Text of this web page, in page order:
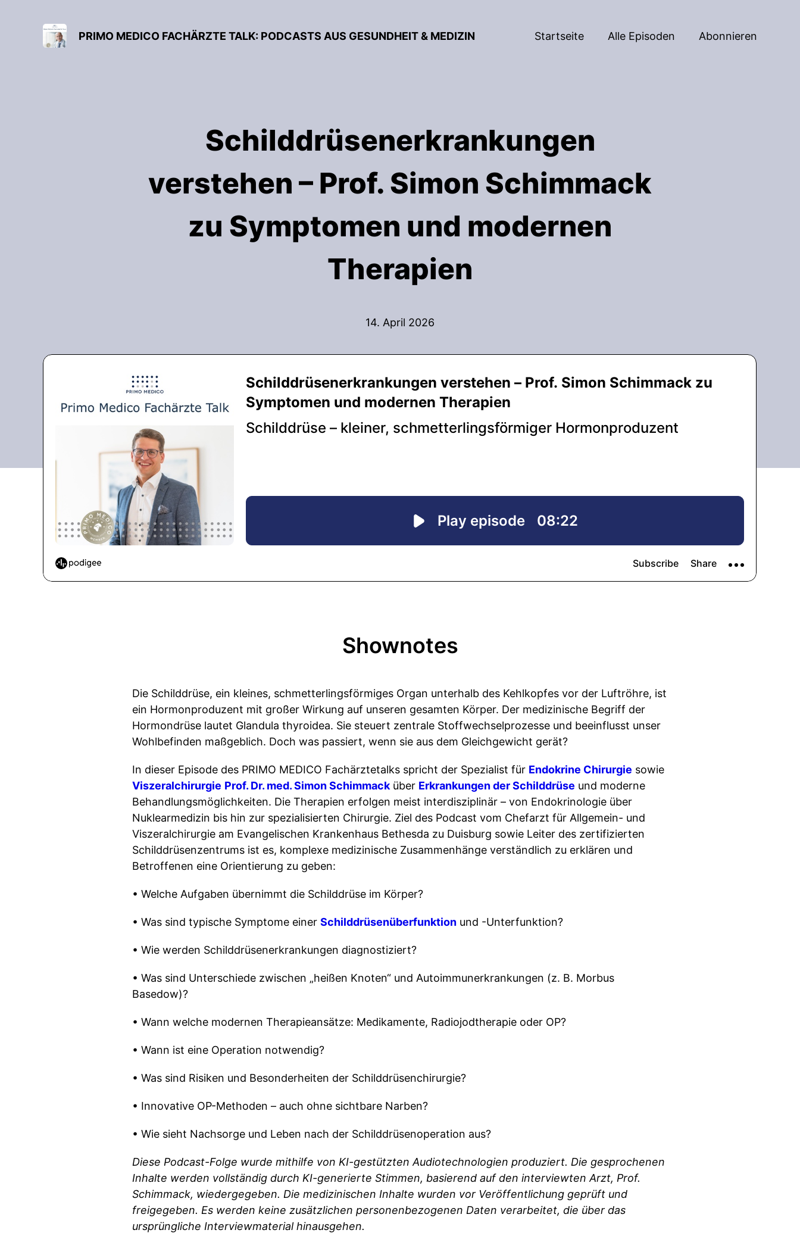
PRIMO MEDICO FACHÄRZTE TALK: PODCASTS AUS GESUNDHEIT & MEDIZIN Startseite Alle Episoden Abonnieren
Schilddrüsenerkrankungen
verstehen – Prof. Simon Schimmack
zu Symptomen und modernen
Therapien
14. April 2026
Shownotes
Die Schilddrüse, ein kleines, schmetterlingsförmiges Organ unterhalb des Kehlkopfes vor der Luftröhre, ist
ein Hormonproduzent mit großer Wirkung auf unseren gesamten Körper. Der medizinische Begriff der
Hormondrüse lautet Glandula thyroidea. Sie steuert zentrale Stoffwechselprozesse und beeinflusst unser
Wohlbefinden maßgeblich. Doch was passiert, wenn sie aus dem Gleichgewicht gerät?
In dieser Episode des PRIMO MEDICO Fachärztetalks spricht der Spezialist für Endokrine Chirurgie sowie
Viszeralchirurgie Prof. Dr. med. Simon Schimmack über Erkrankungen der Schilddrüse und moderne
Behandlungsmöglichkeiten. Die Therapien erfolgen meist interdisziplinär – von Endokrinologie über
Nuklearmedizin bis hin zur spezialisierten Chirurgie. Ziel des Podcast vom Chefarzt für Allgemein- und
Viszeralchirurgie am Evangelischen Krankenhaus Bethesda zu Duisburg sowie Leiter des zertifizierten
Schilddrüsenzentrums ist es, komplexe medizinische Zusammenhänge verständlich zu erklären und
Betroffenen eine Orientierung zu geben:
• Welche Aufgaben übernimmt die Schilddrüse im Körper?
• Was sind typische Symptome einer Schilddrüsenüberfunktion und -Unterfunktion?
• Wie werden Schilddrüsenerkrankungen diagnostiziert?
• Was sind Unterschiede zwischen „heißen Knoten“ und Autoimmunerkrankungen (z. B. Morbus
Basedow)?
• Wann welche modernen Therapieansätze: Medikamente, Radiojodtherapie oder OP?
• Wann ist eine Operation notwendig?
• Was sind Risiken und Besonderheiten der Schilddrüsenchirurgie?
• Innovative OP-Methoden – auch ohne sichtbare Narben?
• Wie sieht Nachsorge und Leben nach der Schilddrüsenoperation aus?
Diese Podcast-Folge wurde mithilfe von KI-gestützten Audiotechnologien produziert. Die gesprochenen
Inhalte werden vollständig durch KI-generierte Stimmen, basierend auf den interviewten Arzt, Prof.
Schimmack, wiedergegeben. Die medizinischen Inhalte wurden vor Veröffentlichung geprüft und
freigegeben. Es werden keine zusätzlichen personenbezogenen Daten verarbeitet, die über das
ursprüngliche Interviewmaterial hinausgehen.